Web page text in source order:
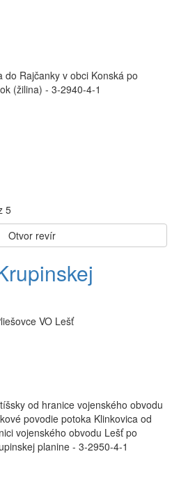
do Rajčanky v obci Konská po
(žilina) - 3-2940-4-1
Otvor revír
VO Lešť
od hranice vojenského obvodu
povodie potoka Klinkovica od
vojenského obvodu Lešť po
planine - 3-2950-4-1